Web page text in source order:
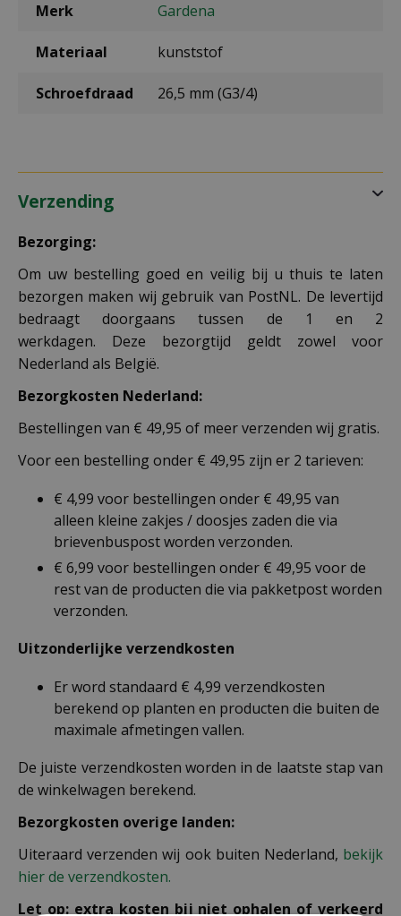
Merk Gardena
Materiaal kunststof
Schroefdraad 26,5 mm (G3/4)
Verzending
Bezorging:
Om uw bestelling goed en veilig bij u thuis te laten
bezorgen maken wij gebruik van PostNL. De levertijd
bedraagt doorgaans tussen de 1 en 2
werkdagen. Deze bezorgtijd geldt zowel voor
Nederland als België.
Bezorgkosten Nederland:
Bestellingen van € 49,95 of meer verzenden wij gratis.
Voor een bestelling onder € 49,95 zijn er 2 tarieven:
€ 4,99 voor bestellingen onder € 49,95 van
alleen kleine zakjes / doosjes zaden die via
brievenbuspost worden verzonden.
€ 6,99 voor bestellingen onder € 49,95 voor de
rest van de producten die via pakketpost worden
verzonden.
Uitzonderlijke verzendkosten
Er word standaard € 4,99 verzendkosten
berekend op planten en producten die buiten de
maximale afmetingen vallen.
De juiste verzendkosten worden in de laatste stap van
de winkelwagen berekend.
Bezorgkosten overige landen:
Uiteraard verzenden wij ook buiten Nederland, bekijk
hier de verzendkosten.
Let op: extra kosten bij niet ophalen of verkeerd